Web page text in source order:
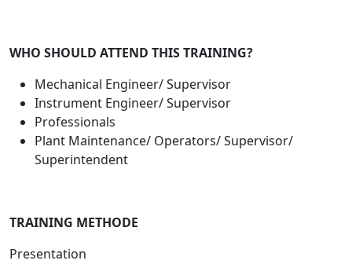
WHO SHOULD ATTEND THIS TRAINING?
Mechanical Engineer/ Supervisor
Instrument Engineer/ Supervisor
Professionals
Plant Maintenance/ Operators/ Supervisor/
Superintendent
TRAINING METHODE
Presentation